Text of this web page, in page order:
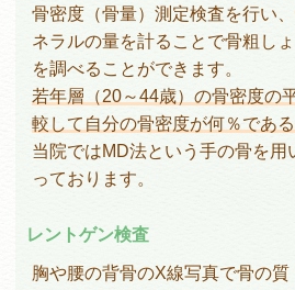
骨密度（骨量）測定検査を行い
ネラルの量を計ることで骨粗し
を調べることができます。
若年層（20～44歳）の骨密度の
較して自分の骨密度が何％であ
当院ではMD法という手の骨を用
っております。
レントゲン検査
胸や腰の背骨のX線写真で骨の質